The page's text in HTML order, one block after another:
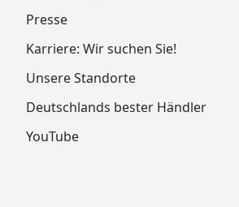
Presse
Karriere: Wir suchen Sie!
Unsere Standorte
Deutschlands bester Händler
YouTube